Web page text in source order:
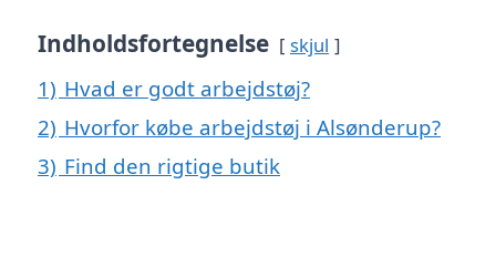
Indholdsfortegnelse skjul
1) Hvad er godt arbejdstøj?
2) Hvorfor købe arbejdstøj i Alsønderup?
3) Find den rigtige butik